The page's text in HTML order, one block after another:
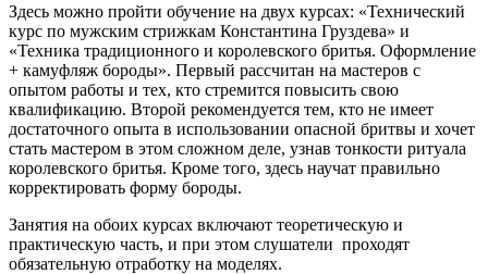
Здесь можно пройти обучение на двух курсах: «Технический
курс по мужским стрижкам Константина Груздева» и
«Техника традиционного и королевского бритья. Оформление
+ камуфляж бороды». Первый рассчитан на мастеров с
опытом работы и тех, кто стремится повысить свою
квалификацию. Второй рекомендуется тем, кто не имеет
достаточного опыта в использовании опасной бритвы и хочет
стать мастером в этом сложном деле, узнав тонкости ритуала
королевского бритья. Кроме того, здесь научат правильно
корректировать форму бороды.
Занятия на обоих курсах включают теоретическую и
практическую часть, и при этом слушатели проходят
обязательную отработку на моделях.